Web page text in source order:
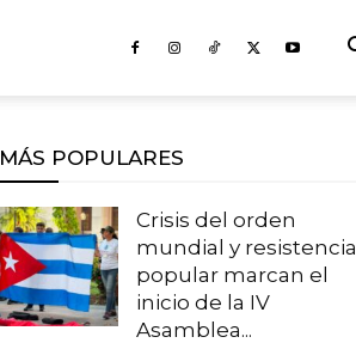
MÁS POPULARES
Crisis del orden
mundial y resistencia
popular marcan el
inicio de la IV
Asamblea...